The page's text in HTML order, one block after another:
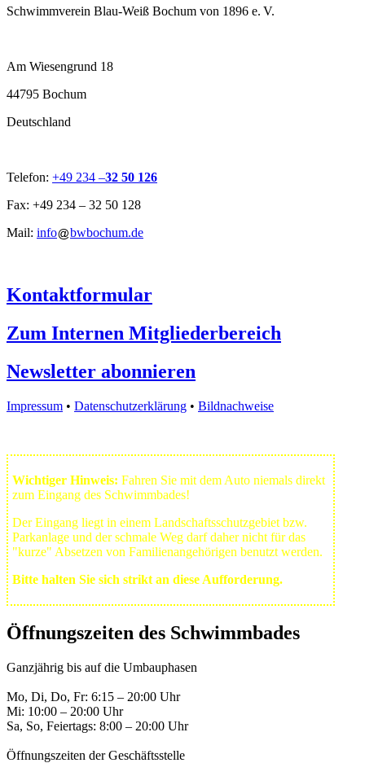
Schwimmverein Blau-Weiß Bochum von 1896 e. V.
Am Wiesengrund 18
44795 Bochum
Deutschland
Telefon: +49 234 –32 50 126
Fax: +49 234 – 32 50 128
Mail: info bwbochum.de
Kontaktformular
Zum Internen Mitgliederbereich
Newsletter abonnieren
Impressum • Datenschutzerklärung • Bildnachweise
Wichtiger Hinweis: Fahren Sie mit dem Auto niemals direkt
zum Eingang des Schwimmbades!
Der Eingang liegt in einem Landschafts­schutzgebiet bzw.
Park­anlage und der schmale Weg darf daher nicht für das
"kurze" Absetzen von Familienangehörigen benutzt werden.
Bitte halten Sie sich strikt an diese Aufforderung.
Öffnungszeiten des Schwimmbades
Ganzjährig bis auf die Umbauphasen
Mo, Di, Do, Fr: 6:15 – 20:00 Uhr
Mi: 10:00 – 20:00 Uhr
Sa, So, Feiertags: 8:00 – 20:00 Uhr
Öffnungszeiten der Geschäftsstelle